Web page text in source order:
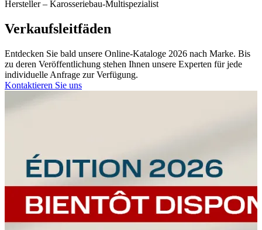
Hersteller – Karosseriebau-Multispezialist
Verkaufsleitfäden
Entdecken Sie bald unsere Online-Kataloge 2026 nach Marke. Bis
zu deren Veröffentlichung stehen Ihnen unsere Experten für jede
individuelle Anfrage zur Verfügung.
Kontaktieren Sie uns